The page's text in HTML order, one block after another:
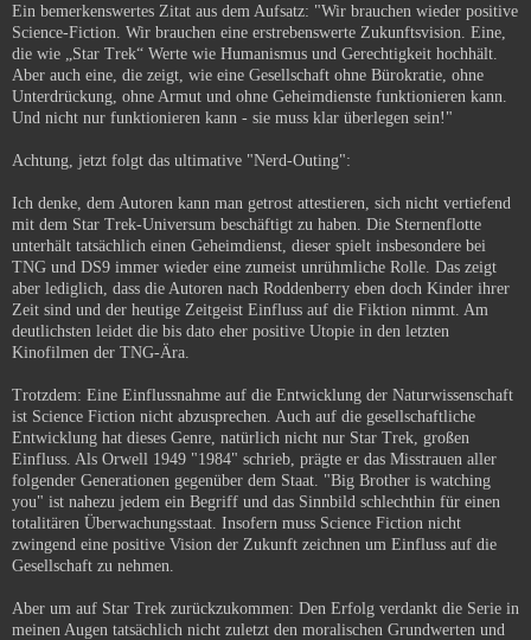
Ein bemerkenswertes Zitat aus dem Aufsatz: "Wir brauchen wieder positive
Science-Fiction. Wir brauchen eine erstrebenswerte Zukunftsvision. Eine,
die wie „Star Trek“ Werte wie Humanismus und Gerechtigkeit hochhält.
Aber auch eine, die zeigt, wie eine Gesellschaft ohne Bürokratie, ohne
Unterdrückung, ohne Armut und ohne Geheimdienste funktionieren kann.
Und nicht nur funktionieren kann - sie muss klar überlegen sein!"
Achtung, jetzt folgt das ultimative "Nerd-Outing":
Ich denke, dem Autoren kann man getrost attestieren, sich nicht vertiefend
mit dem Star Trek-Universum beschäftigt zu haben. Die Sternenflotte
unterhält tatsächlich einen Geheimdienst, dieser spielt insbesondere bei
TNG und DS9 immer wieder eine zumeist unrühmliche Rolle. Das zeigt
aber lediglich, dass die Autoren nach Roddenberry eben doch Kinder ihrer
Zeit sind und der heutige Zeitgeist Einfluss auf die Fiktion nimmt. Am
deutlichsten leidet die bis dato eher positive Utopie in den letzten
Kinofilmen der TNG-Ära.
Trotzdem: Eine Einflussnahme auf die Entwicklung der Naturwissenschaft
ist Science Fiction nicht abzusprechen. Auch auf die gesellschaftliche
Entwicklung hat dieses Genre, natürlich nicht nur Star Trek, großen
Einfluss. Als Orwell 1949 "1984" schrieb, prägte er das Misstrauen aller
folgender Generationen gegenüber dem Staat. "Big Brother is watching
you" ist nahezu jedem ein Begriff und das Sinnbild schlechthin für einen
totalitären Überwachungsstaat. Insofern muss Science Fiction nicht
zwingend eine positive Vision der Zukunft zeichnen um Einfluss auf die
Gesellschaft zu nehmen.
Aber um auf Star Trek zurückzukommen: Den Erfolg verdankt die Serie in
meinen Augen tatsächlich nicht zuletzt den moralischen Grundwerten und